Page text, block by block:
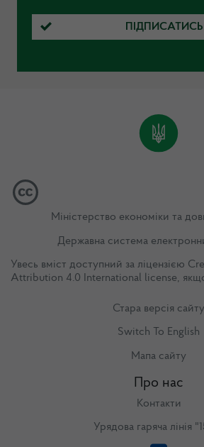
ПІДПИСАТИСЬ
Міністерство економіки та
Державна система
Увесь вміст доступний за ліцензією
Attribution 4.0 International license,
Стара версія сайту
Switch To English
Мапа сайту
Про нас
Контакти
Урядова гаряча лінія